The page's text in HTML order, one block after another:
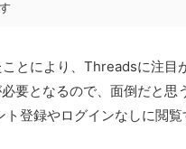
とにより、Threadsに注目
要となるので、面倒だと思
登録やログインなしに閲覧